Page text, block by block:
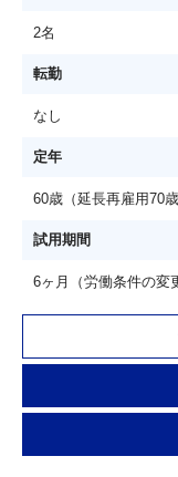
2名
転勤
なし
定年
60歳（延長再雇用70歳
試用期間
6ヶ月（労働条件の変